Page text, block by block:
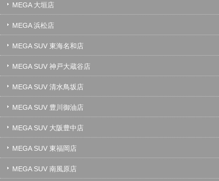
MEGA 大垣店
MEGA 浜松店
MEGA SUV 東海名和店
MEGA SUV 神戸大蔵谷店
MEGA SUV 清水鳥坂店
MEGA SUV 豊川御油店
MEGA SUV 大阪豊中店
MEGA SUV 東福岡店
MEGA SUV 南風原店